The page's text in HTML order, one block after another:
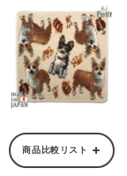
商品比較リスト